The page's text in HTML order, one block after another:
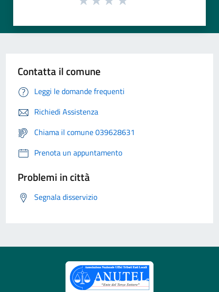
Contatta il comune
Leggi le domande frequenti
Richiedi Assistenza
Chiama il comune 039628631
Prenota un appuntamento
Problemi in città
Segnala disservizio